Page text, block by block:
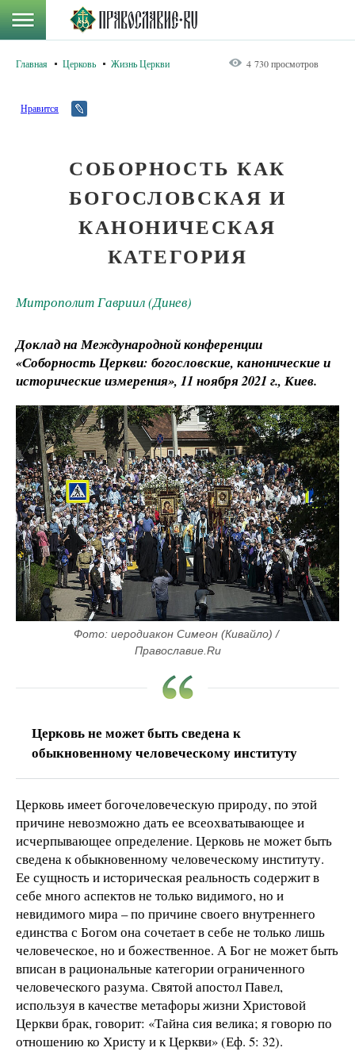
Главная Церковь Жизнь Церкви 4 730 просмотров
Нравится
СОБОРНОСТЬ КАК
БОГОСЛОВСКАЯ И
КАНОНИЧЕСКАЯ
КАТЕГОРИЯ
Митрополит Гавриил (Динев)
Доклад на Международной конференции
«Соборность Церкви: богословские, канонические и
исторические измерения», 11 ноября 2021 г., Киев.
Фото: иеродиакон Симеон (Кивайло) /
Православие.Ru
Церковь не может быть сведена к
обыкновенному человеческому институту
Церковь имеет богочеловеческую природу, по этой
причине невозможно дать ее всеохватывающее и
исчерпывающее определение. Церковь не может быть
сведена к обыкновенному человеческому институту.
Ее сущность и историческая реальность содержит в
себе много аспектов не только видимого, но и
невидимого мира – по причине своего внутреннего
единства с Богом она сочетает в себе не только лишь
человеческое, но и божественное. А Бог не может быть
вписан в рациональные категории ограниченного
человеческого разума. Святой апостол Павел,
используя в качестве метафоры жизни Христовой
Церкви брак, говорит: «Тайна сия велика; я говорю по
отношению ко Христу и к Церкви» (Еф. 5: 32).